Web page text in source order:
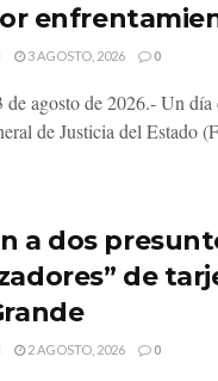
3 AGOSTO, 2026 0
de agosto de 2026.- Un día
de Justicia del Estado
a dos
de
2 AGOSTO, 2026 0